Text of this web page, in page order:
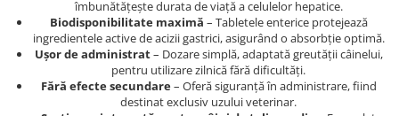
Hrană uscată
Recompense și snack-uri
Hrană uscată
Igienă
Așternut Tofu / Nisip
îmbunătățește durata de viață a celulelor hepatice.
Biodisponibilitate maximă – Tabletele enterice protejează
ingredientele active de acizii gastrici, asigurând o absorbție optimă.
Ușor de administrat– Dozare simplă, adaptată greutății câinelui,
pentru utilizare zilnică fără dificultăți.
Fără efecte secundare– Oferă siguranță în administrare, fiind
destinat exclusiv uzului veterinar.